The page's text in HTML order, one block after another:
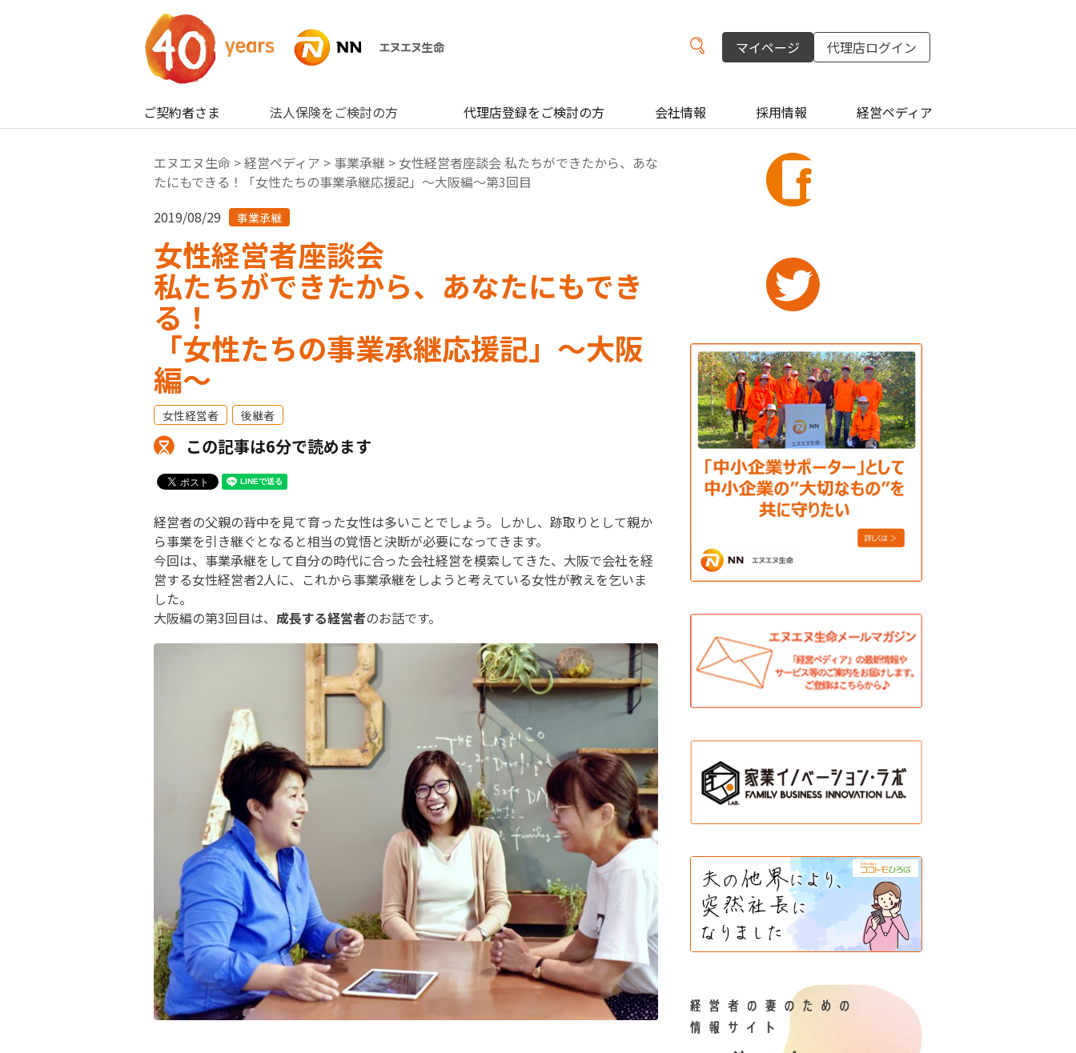
ご契約者さま 法人保険をご検討の方 代理店登録をご検討の方 会社情報 採用情報 経営ペディア
マイページ 代理店ログイン
エヌエヌ生命 >経営ペディア > 事業承継 > 女性経営者座談会 私たちができたから、あな
たにもできる！「女性たちの事業承継応援記」～大阪編～第3回目
2019/08/29
事業承継
女性経営者座談会
私たちができたから、あなたにもでき
る！
「女性たちの事業承継応援記」～大阪
編～
女性経営者 後継者
この記事は6分で読めます
経営者の父親の背中を見て育った女性は多いことでしょう。しかし、跡取りとして親か
ら事業を引き継ぐとなると相当の覚悟と決断が必要になってきます。
今回は、事業承継をして自分の時代に合った会社経営を模索してきた、大阪で会社を経
営する女性経営者2人に、これから事業承継をしようと考えている女性が教えを乞いま
した。
大阪編の第3回目は、 成長する経営者のお話です。